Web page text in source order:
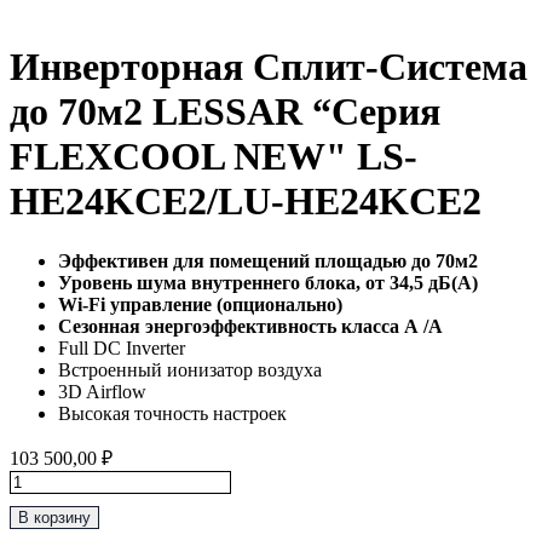
Инверторная Сплит-Система
до 70м2 LESSAR “Серия
FLEXCOOL NEW" LS-
HE24KCE2/LU-HE24KCE2
Эффективен для помещений площадью до 70м2
Уровень шума внутреннего блока, от 34,5 дБ(А)
Wi-Fi управление (опционально)
Сезонная энергоэффективность класса А /А
Full DC Inverter
Встроенный ионизатор воздуха
3D Airflow
Высокая точность настроек
103 500,00 ₽
Количество
товара
Инверторная
В корзину